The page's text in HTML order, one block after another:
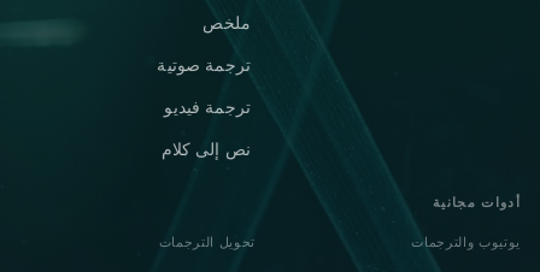
ملخص
ترجمة صوتية
ترجمة فيديو
نص إلى كلام
أدوات مجانية
يوتيوب والترجمات تحويل الترجمات